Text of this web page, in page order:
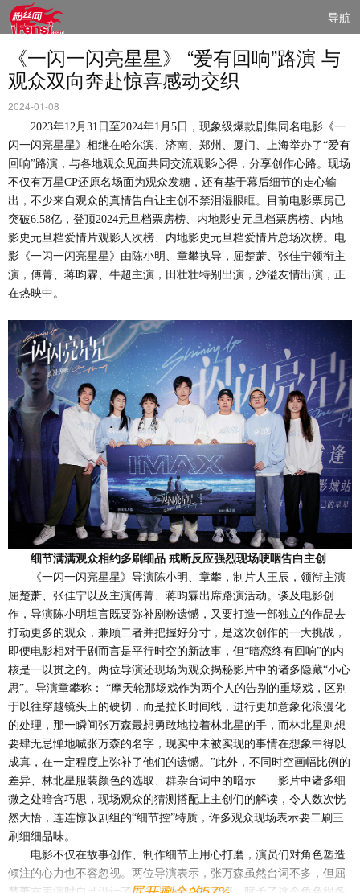
导航
《一闪一闪亮星星》 “爱有回响”路演 与
观众双向奔赴惊喜感动交织
2024-01-08
2023年12月31日至2024年1月5日，现象级爆款剧集同名电影《一
闪一闪亮星星》相继在哈尔滨、济南、郑州、厦门、上海举办了“爱有
回响”路演，与各地观众见面共同交流观影心得，分享创作心路。现场
不仅有万星CP还原名场面为观众发糖，还有基于幕后细节的走心输
出，不少来自观众的真情告白让主创不禁泪湿眼眶。目前电影票房已
突破6.58亿 ，登顶2024元旦档票房榜、内地影史元旦档票房榜、内地
影史元旦档爱情片观影人次榜、内地影史元旦档爱情片总场次榜。电
影《一闪一闪亮星星》由陈小明、章攀执导，屈楚萧、张佳宁领衔主
演，傅菁、蒋昀霖、牛超主演，田壮壮特别出演，沙溢友情出演，正
在热映中。
细节满满观众相约多刷细品 戒断反应强烈现场哽咽告白主创
《一闪一闪亮星星》导演陈小明、章攀，制片人王辰，领衔主演
屈楚萧、张佳宁以及主演傅菁、蒋昀霖出席路演活动。谈及电影创
作，导演陈小明坦言既要弥补剧粉遗憾，又要打造一部独立的作品去
打动更多的观众，兼顾二者并把握好分寸，是这次创作的一大挑战，
即便电影相对于剧而言是平行时空的新故事，但“暗恋终有回响”的内
核是一以贯之的。两位导演还现场为观众揭秘影片中的诸多隐藏“小心
思”。导演章攀称： “摩天轮那场戏作为两个人的告别的重场戏，区别
于以往穿越镜头上的硬切，而是拉长时间线，进行更加意象化浪漫化
的处理，那一瞬间张万森最想勇敢地拉着林北星的手，而林北星则想
要肆无忌惮地喊张万森的名字，现实中未被实现的事情在想象中得以
成真，在一定程度上弥补了他们的遗憾。”此外，不同时空画幅比例的
差异、林北星服装颜色的选取、群杂台词中的暗示……影片中诸多细
微之处暗含巧思，现场观众的猜测搭配上主创们的解读，令人数次恍
然大悟，连连惊叹剧组的“细节控”特质，许多观众现场表示要二刷三
刷细细品味。
电影不仅在故事创作、制作细节上用心打磨，演员们对角色塑造
倾注的心力也不容忽视。两位导演表示，张万森虽然台词不多，但屈